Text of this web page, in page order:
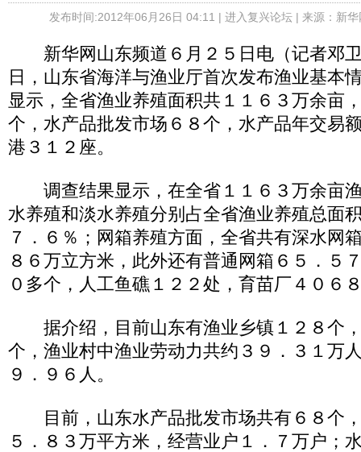
发布时间:2012年06月26日 04:11 | 进入复兴论坛| 来源：新
新华网山东频道６月２５日电（记者邓
日，山东省海洋与渔业厅首次发布渔业基本
显示，全省渔业养殖面积共１１６３万余亩
个，水产品批发市场６８个，水产品年交易
港３１２座。
调查结果显示，在全省１１６３万余亩
水养殖和淡水养殖分别占全省渔业养殖总面
７．６％；网箱养殖方面，全省共有深水网
８６万立方米，此外还有普通网箱６５．５
０多个，人工鱼礁１２２处，育苗厂４０６
据介绍，目前山东有渔业乡镇１２８个
个，渔业村中渔业劳动力共约３９．３１万
９．９６人。
目前，山东水产品批发市场共有６８个
５．８３万平方米，经营业户１．７万户；